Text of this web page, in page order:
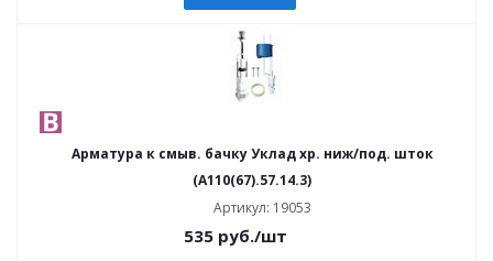
Арматура к смыв. бачку Уклад хр. ниж/под. шток
(А110(67).57.14.3)
Артикул: 19053
535 руб./шт